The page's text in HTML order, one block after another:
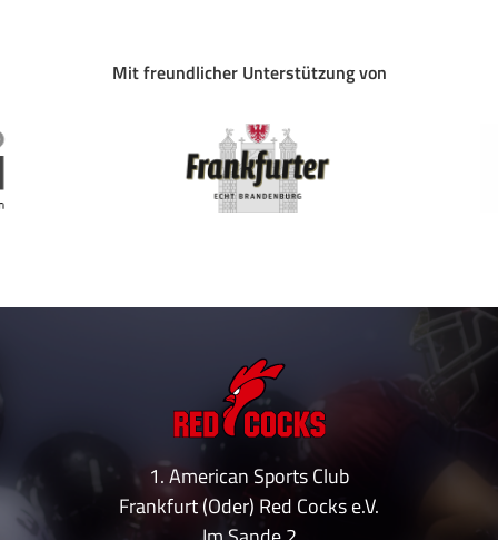
Mit freundlicher Unterstützung von
1. American Sports Club
Frankfurt (Oder) Red Cocks e.V.